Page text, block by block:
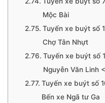
Mộc Bài
Tuyến xe buýt số
Chợ Tân Nhựt
Tuyến xe buýt số
Nguyễn Văn Linh
Tuyến xe buýt số
Bến xe Ngã tư Ga